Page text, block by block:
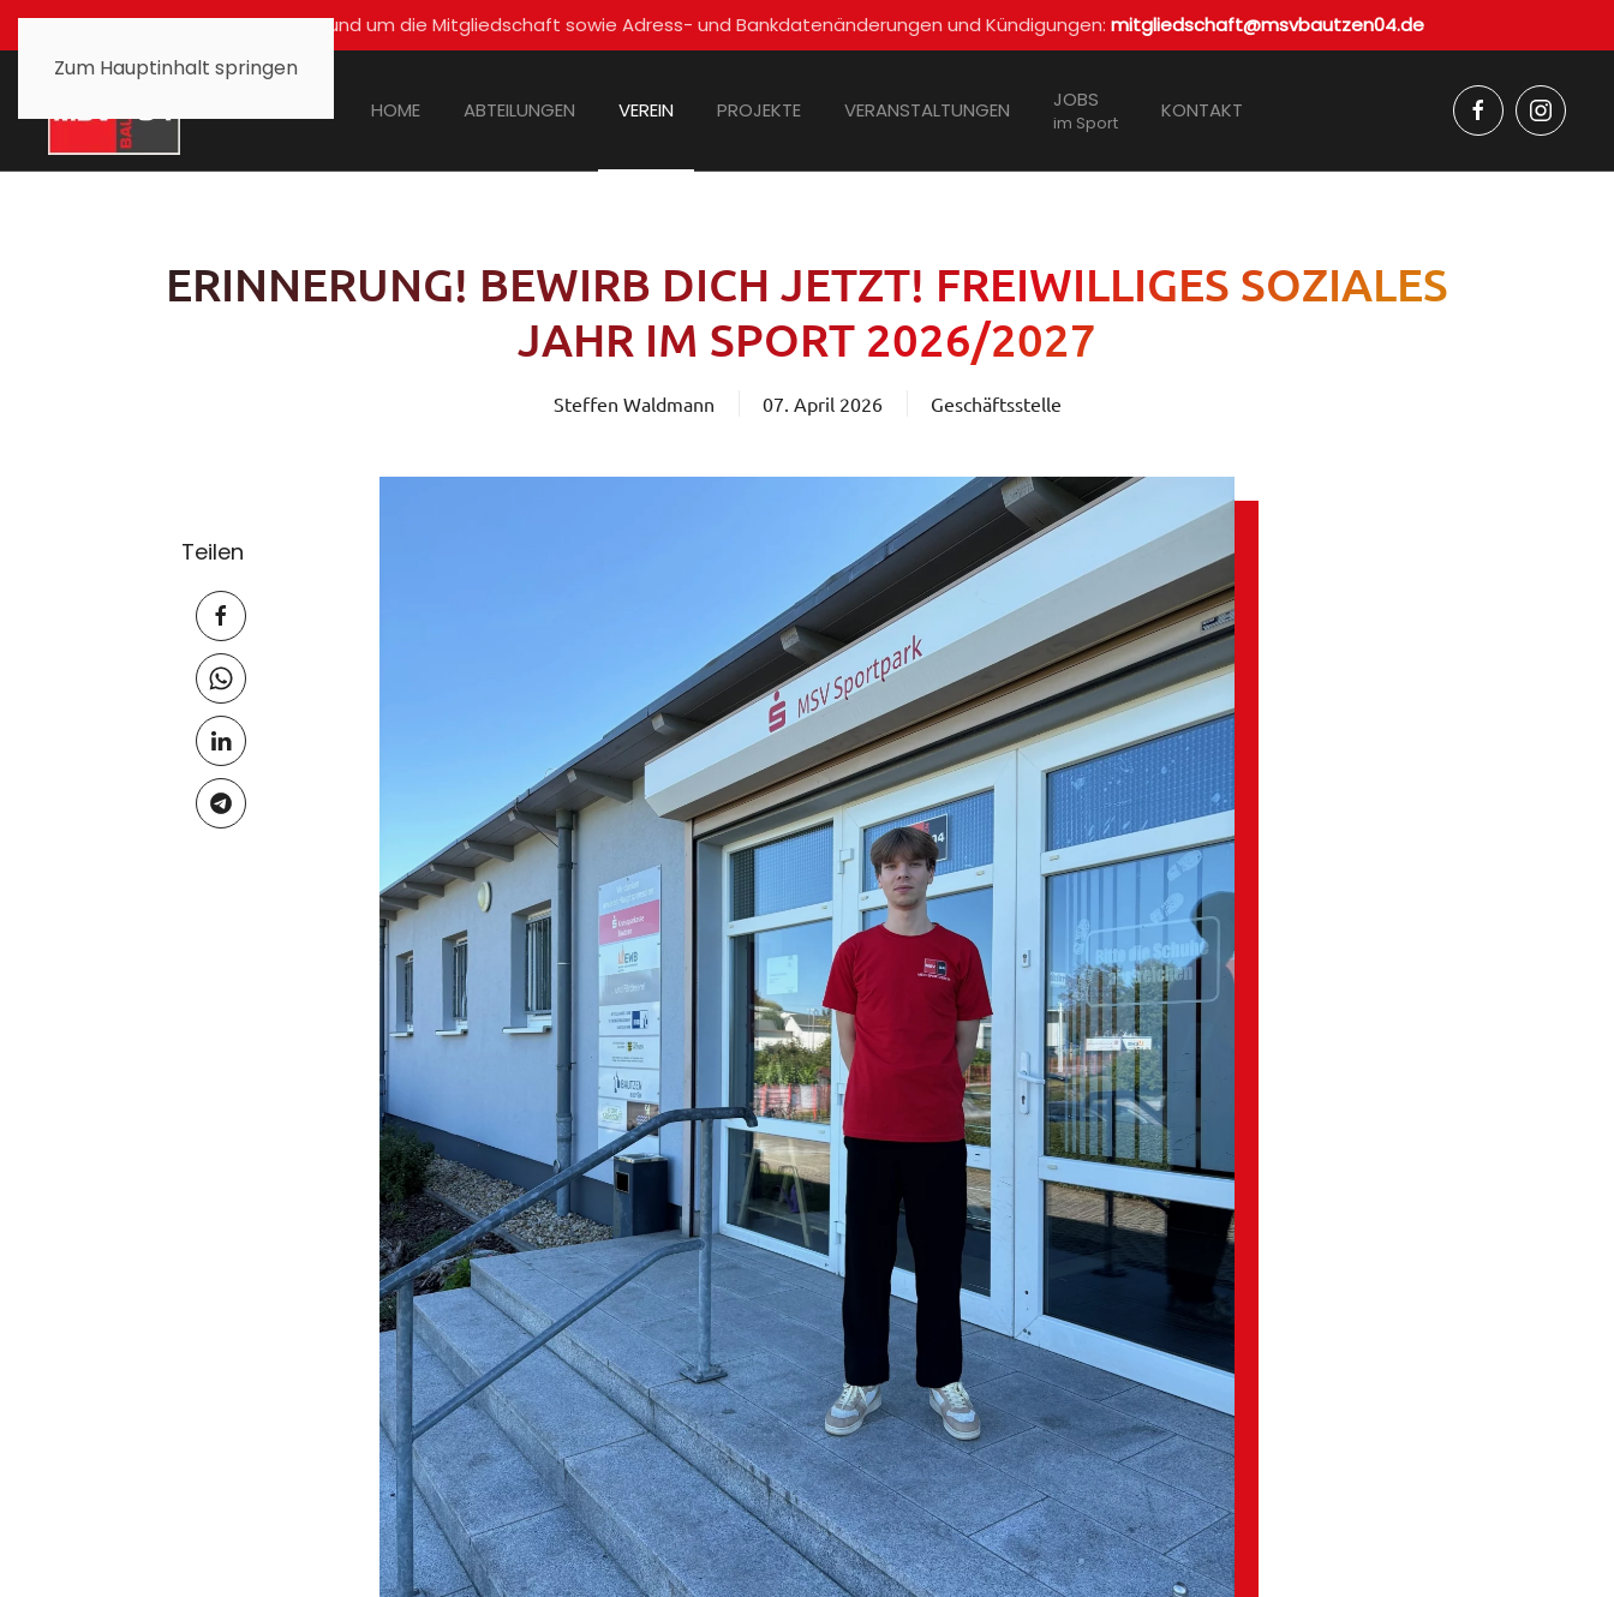
Zum Hauptinhalt springen
Für alle Fragen rund um die Mitgliedschaft sowie Adress- und Bankdatenänderungen und Kündigungen: mitgliedschaft@msvbautzen04.de
HOME ABTEILUNGEN VEREIN PROJEKTE VERANSTALTUNGEN JOBS
im Sport
KONTAKT
ERINNERUNG! BEWIRB DICH JETZT! FREIWILLIGES SOZIALES
JAHR IM SPORT 2026/2027
Steffen Waldmann 07. April 2026 Geschäftsstelle
Teilen